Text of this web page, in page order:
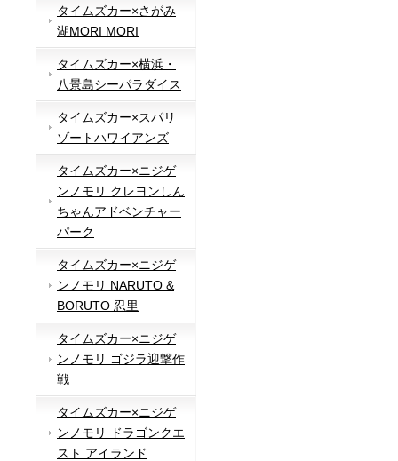
タイムズカー×さがみ
湖MORI MORI
タイムズカー×横浜・
八景島シーパラダイス
タイムズカー×スパリ
ゾートハワイアンズ
タイムズカー×ニジゲ
ンノモリ クレヨンしん
ちゃんアドベンチャー
パーク
タイムズカー×ニジゲ
ンノモリ NARUTO &
BORUTO 忍里
タイムズカー×ニジゲ
ンノモリ ゴジラ迎撃作
戦
タイムズカー×ニジゲ
ンノモリ ドラゴンクエ
スト アイランド